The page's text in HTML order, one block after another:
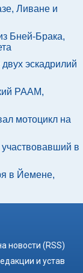
Ливане и
Бней-Брака,
эскадрилий
РААМ,
мотоцикл на
в
в Йемене,
новости (RSS)
и устав